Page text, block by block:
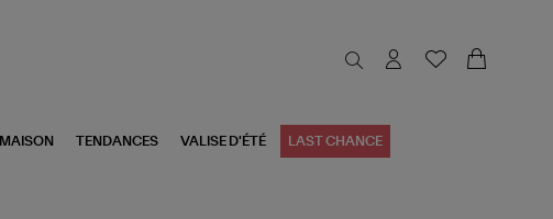
MAISON TENDANCES VALISE D'ÉTÉ LAST CHANCE